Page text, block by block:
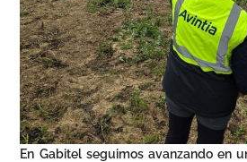
En Gabitel seguimos avanzando en